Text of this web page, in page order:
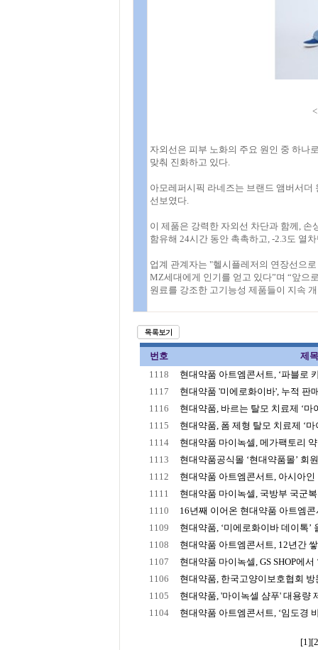
자외선은 피부 노화의 주요 원인 중 하나
맞춰 진화하고 있다.
아모레퍼시픽 라네즈는 브랜드 앰버서더
선보였다.
이 제품은 강력한 자외선 차단과 함께, 손
함유해 24시간 동안 촉촉하고, -2.3도 열
업계 관계자는 "헬시플레저의 연장선으
MZ세대에게 인기를 얻고 있다”며 “앞으
원료를 강조한 고기능성 제품들이 지속
번호
제목
1118
현대약품 아트엠콘서트, ‘파블로
1117
현대약품 '미에로화이바', 누적 판
1116
현대약품, 바르는 탈모 치료제 ‘마
1115
현대약품, 폼 제형 탈모 치료제 ‘마
1114
현대약품 마이녹셀, 메가팩토리
1113
현대약품공식몰 ‘현대약품몰’ 회
1112
현대약품 아트엠콘서트, 아시아인
1111
현대약품 마이녹셀, 국방부 국군
1110
16년째 이어온 현대약품 아트엠콘
1109
현대약품, ‘미에로화이바 데이톡’
1108
현대약품 아트엠콘서트, 12년간
1107
현대약품 마이녹셀, GS SHOP에서
1106
현대약품, 한국고양이보호협회 방
1105
현대약품, '마이녹셀 샴푸' 대용량
1104
현대약품 아트엠콘서트, ‘임도경
[1]